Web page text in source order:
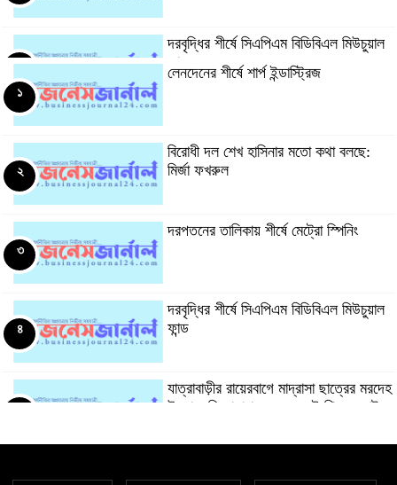
দরবৃদ্ধির শীর্ষে সিএপিএম বিডিবিএল মিউচুয়াল
ফান্ড
৫
৬
৭
৮
প্রধানমন্ত্রী
৯
লেনদেনের শীর্ষে শার্প ইন্ডাস্ট্রিজ
১
বিরোধী দল শেখ হাসিনার মতো কথা বলছে:
মির্জা ফখরুল
২
দরপতনের তালিকায় শীর্ষে মেট্রো স্পিনিং
৩
দরবৃদ্ধির শীর্ষে সিএপিএম বিডিবিএল মিউচুয়াল
ফান্ড
৪
যাত্রাবাড়ীর রায়েরবাগে মাদ্রাসা ছাত্রের মরদেহ
উদ্ধার: জিজ্ঞাসাবাদের জন্য দুই শিক্ষক আটক